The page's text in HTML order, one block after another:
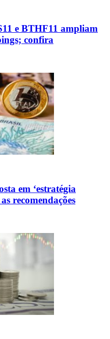
e BTHF11 ampliam
confira
em ‘estratégia
recomendações